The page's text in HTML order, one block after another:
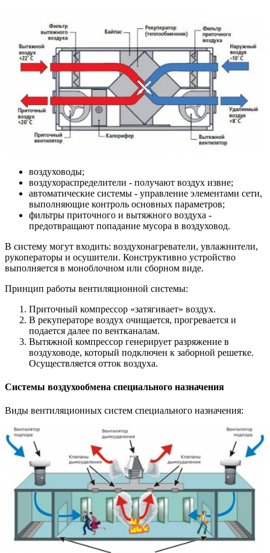
воздуховоды;
воздухораспределители - получают воздух извне;
автоматические системы - управление элементами сети,
выполняющие контроль основных параметров;
фильтры приточного и вытяжного воздуха -
предотвращают попадание мусора в воздуховод.
В систему могут входить: воздухонагреватели, увлажнители,
рукоператоры и осушители. Конструктивно устройство
выполняется в моноблочном или сборном виде.
Принцип работы вентиляционной системы:
Приточный компрессор «затягивает» воздух.
В рекуператоре воздух очищается, прогревается и
подается далее по вентканалам.
Вытяжной компрессор генерирует разряжение в
воздуховоде, который подключен к заборной решетке.
Осуществляется отток воздуха.
Системы воздухообмена специального назначения
Виды вентиляционных систем специального назначения: